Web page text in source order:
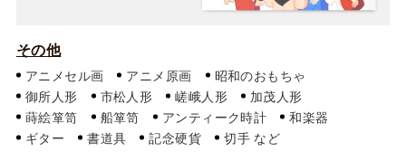
その他
アニメセル画 アニメ原画
昭和のおもちゃ
御所人形
市松人形 嵯峨人形
加茂人形
蒔絵箪笥
船箪笥 アンティーク時計
和楽器
ギター
書道具 記念硬貨 切手